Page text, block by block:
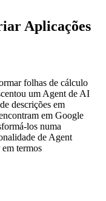
Aplicações
folhas de cálculo
um Agent de AI
descrições em
em Google
los numa
de Agent
termos